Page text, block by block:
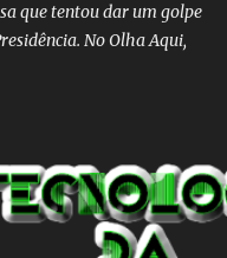
que tentou dar um golpe
No Olha Aqui,